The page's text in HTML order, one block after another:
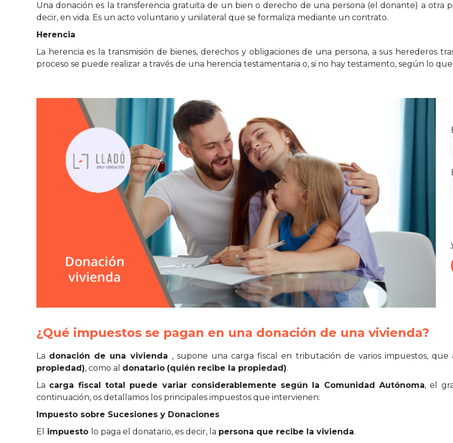
Una donación es la transferencia gratuita de un bien o derecho de una persona (el donante) a otra
decir, en vida. Es un acto voluntario y unilateral que se formaliza mediante un contrato.
Herencia
La herencia es la transmisión de bienes, derechos y obligaciones de una persona, a sus herederos
proceso se puede realizar a través de una herencia testamentaria o, si no hay testamento, según lo
¿Qué impuestos se pagan en una donación de una vivienda?
La donación de una vivienda , supone una carga fiscal en tributación de varios impuestos, que
propiedad), como al donatario (quién recibe la propiedad).
La carga fiscal total puede variar considerablemente según la Comunidad Autónoma, el
continuación, os detallamos los principales impuestos que intervienen:
Impuesto sobre Sucesiones y Donaciones
El
impuesto lo paga el donatario, es decir, la persona que recibe la vivienda.